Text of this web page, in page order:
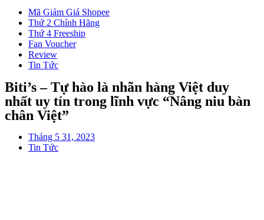
Mã Giảm Giá Shopee
Thứ 2 Chính Hãng
Thứ 4 Freeship
Fan Voucher
Review
Tin Tức
Biti’s – Tự hào là nhãn hàng Việt duy
nhất uy tín trong lĩnh vực “Nâng niu bàn
chân Việt”
Tháng 5 31, 2023
Tin Tức